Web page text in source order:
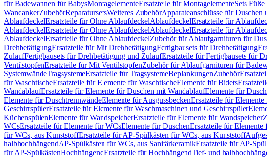
für Badewannen für BabysMontagelementeErsatzteile für MontagelementeSets
WandankerZubehörReparatursetsWeiteres ZubehörApparateanschlüsse für Duschen
AblaufdeckelErsatzteile für Ohne AblaufdeckelAblaufdeckelErsatzteile für
AblaufdeckelErsatzteile für Ohne AblaufdeckelAblaufdeckelErsatzteile für
AblaufdeckelErsatzteile für Ohne AblaufdeckelZubehör für Ablaufgarnituren für
DrehbetätigungErsatzteile für Mit DrehbetätigungFertigbausets für Drehbetätigung
ZulaufFertigbausets für Drehbetätigung und ZulaufErsatzteile für Fertigbausets für
VentilstopfenErsatzteile für Mit VentilstopfenZubehör für Ablaufgarnituren für
SystemwändeTragsystemeErsatzteile für TragsystemeBeplankungenZubehör
für WaschtischeErsatzteile für Elemente für WaschtischeElemente für Bidets
WandablaufErsatzteile für Elemente für Duschen mit WandablaufElemente für
Elemente für DuschtrennwändeElemente für AusgussbeckenErsatzteile für Elemente
GeschirrspülerErsatzteile für Elemente für Waschmaschinen und Geschirrspüler
KüchenspülenElemente für WandspeicherErsatzteile für Elemente für Wandspeicher
WCsErsatzteile für Elemente für WCsElemente für DuschenErsatzteile für Elemente
für WCs, aus KunststoffErsatzteile für AP-Spülkästen für WCs, aus Kunststoff
halbhochhängendAP-Spülkästen für WCs, aus SanitärkeramikErsatzteile für AP-
für AP-SpülkästenHochhängendErsatzteile für HochhängendTief- und